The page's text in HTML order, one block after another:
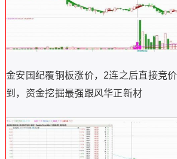
金安国纪覆铜板涨价，2连之后直接竞
到，资金挖掘最强跟风华正新材